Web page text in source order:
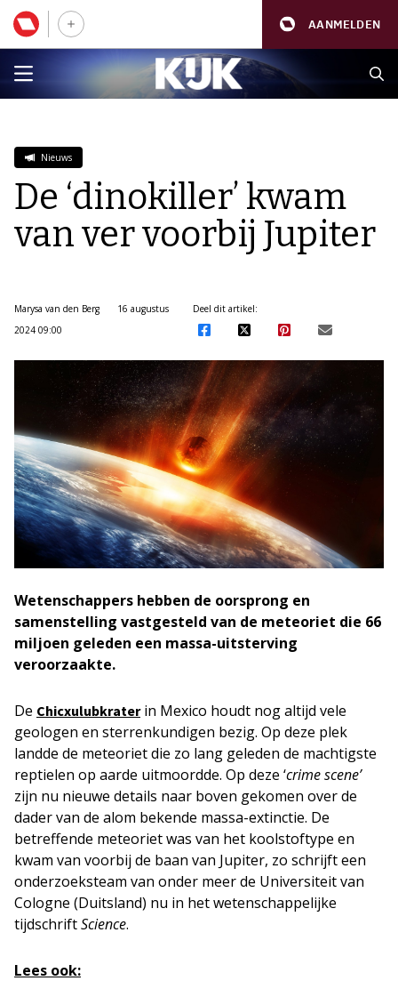
AANMELDEN
Nieuws
De ‘dinokiller’ kwam
van ver voorbij Jupiter
Marysa van den Berg
16 augustus
2024 09:00
Deel dit artikel:
Wetenschappers hebben de oorsprong en
samenstelling vastgesteld van de meteoriet die 66
miljoen geleden een massa-uitsterving
veroorzaakte.
De Chicxulubkraterin Mexico houdt nog altijd vele
geologen en sterrenkundigen bezig. Op deze plek
landde de meteoriet die zo lang geleden de machtigste
reptielen op aarde uitmoordde. Op deze ‘crime scene’
zijn nu nieuwe details naar boven gekomen over de
dader van de alom bekende massa-extinctie. De
betreffende meteoriet was van het koolstoftype en
kwam van voorbij de baan van Jupiter, zo schrijft een
onderzoeksteam van onder meer de Universiteit van
Cologne (Duitsland) nu in het wetenschappelijke
tijdschriftScience.
Lees ook: